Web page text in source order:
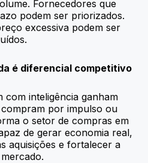
Fornecedores que
podem ser priorizados.
excessiva podem ser
é diferencial competitivo
com inteligência ganham
por impulso ou
o setor de compras em
de gerar economia real,
aquisições e fortalecer a